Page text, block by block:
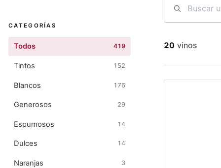
CATEGORÍAS
Todos 419
Tintos 152
Blancos 176
Generosos 29
Espumosos 14
Dulces 14
Naranjas 3
20 vinos